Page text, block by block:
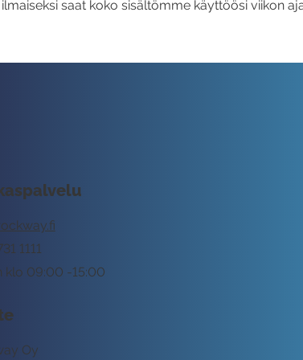
saat koko sisältömme käyttöösi viikon
klo 09:00 -15:00
1111
Oy